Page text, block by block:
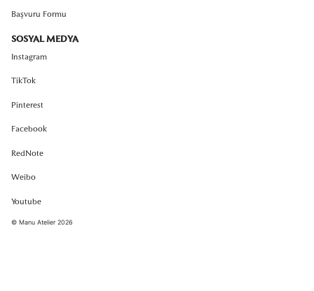
Başvuru Formu
SOSYAL MEDYA
Instagram
TikTok
Pinterest
Facebook
RedNote
Weibo
Youtube
© Manu Atelier 2026